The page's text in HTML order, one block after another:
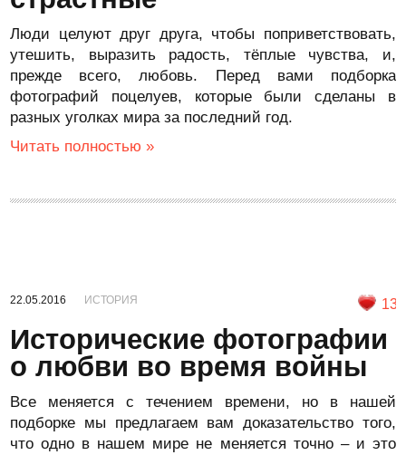
Люди целуют друг друга, чтобы поприветствовать,
утешить, выразить радость, тёплые чувства, и,
прежде всего, любовь. Перед вами подборка
фотографий поцелуев, которые были сделаны в
разных уголках мира за последний год.
Читать полностью »
22.05.2016 ИСТОРИЯ 13
Исторические фотографии
о любви во время войны
Все меняется с течением времени, но в нашей
подборке мы предлагаем вам доказательство того,
что одно в нашем мире не меняется точно – и это